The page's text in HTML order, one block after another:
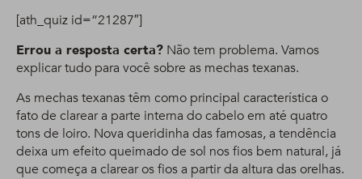
[ath_quiz id=”21287″]
Errou a resposta certa? Não tem problema. Vamos
explicar tudo para você sobre as mechas texanas.
As mechas texanas têm como principal característica o
fato de clarear a parte interna do cabelo em até quatro
tons de loiro. Nova queridinha das famosas, a tendência
deixa um efeito queimado de sol nos fios bem natural, já
que começa a clarear os fios a partir da altura das orelhas.